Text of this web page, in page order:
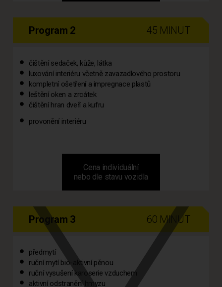
Program 2 45 MINUT
čištění sedaček, kůže, látka
luxování interiéru včetně zavazadlového prostoru
kompletní ošetření a impregnace plastů
leštění oken a zrcátek
čištění hran dveří a kufru
provonění interiéru
Cena individuální
nebo dle stavu vozidla
Program 3 60 MINUT
předmytí
ruční mytí bio-aktivní pěnou
ruční vysušení karoserie vzduchem
aktivní odstranění hmyzu